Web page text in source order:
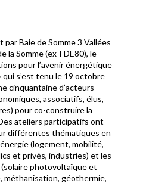
Baie de Somme 3 Vallées
la Somme (ex-FDE80), le
pour l’avenir énergétique
qui s’est tenu le 19 octobre
cinquantaine d’acteurs
associatifs, élus,
pour co-construire la
ateliers participatifs ont
différentes thématiques en
(logement, mobilité,
et privés, industries) et les
photovoltaïque et
méthanisation, géothermie,